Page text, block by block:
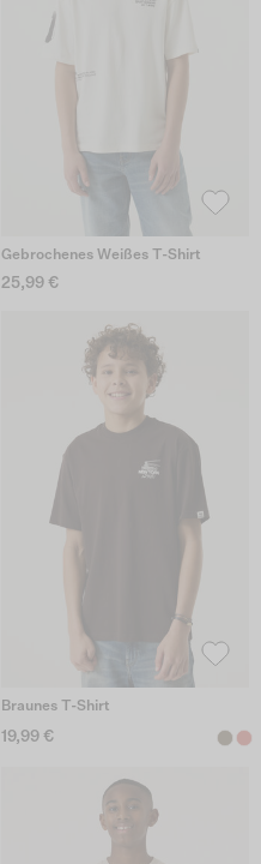
Gebrochenes Weißes T-Shirt
25,99 €
Braunes T-Shirt
19,99 €